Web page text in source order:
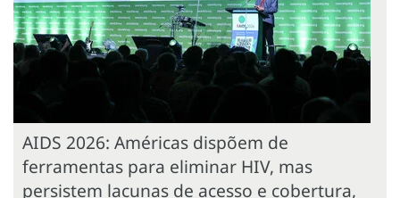
AIDS 2026: Américas dispõem de
ferramentas para eliminar HIV, mas
persistem lacunas de acesso e cobertura,